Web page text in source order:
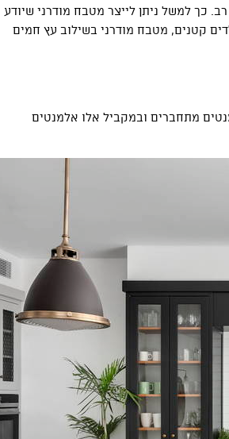
כך למשל ניתן לייצר מטבח מודרני שיודע
קטנים, מטבח מודרני בשילוב עץ חמים
מתחברים ובמקביל אלו אלמנטים